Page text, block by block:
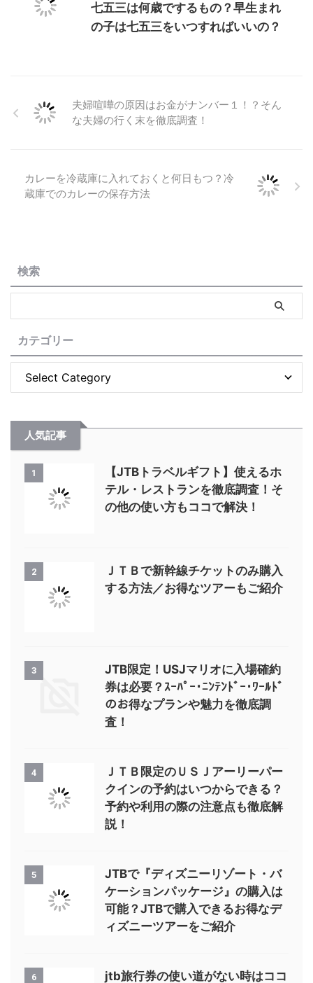
七五三は何歳でするもの？早生まれ
の子は七五三をいつすればいいの？
夫婦喧嘩の原因はお金がナンバー１！？そん
な夫婦の行く末を徹底調査！
カレーを冷蔵庫に入れておくと何日もつ？冷
蔵庫でのカレーの保存方法
検索
カテゴリー
人気記事
1
【JTBトラベルギフト】使えるホ
テル・レストランを徹底調査！そ
の他の使い方もココで解決！
2
ＪＴＢで新幹線チケットのみ購入
する方法／お得なツアーもご紹介
3
JTB限定！USJマリオに入場確約
券は必要？ｽｰﾊﾟｰ･ﾆﾝﾃﾝﾄﾞｰ･ﾜｰﾙﾄﾞ
のお得なプランや魅力を徹底調
査！
4
ＪＴＢ限定のＵＳＪアーリーパー
クインの予約はいつからできる？
予約や利用の際の注意点も徹底解
説！
5
JTBで『ディズニーリゾート・バ
ケーションパッケージ』の購入は
可能？JTBで購入できるお得なデ
ィズニーツアーをご紹介
6 jtb旅行券の使い道がない時はココ